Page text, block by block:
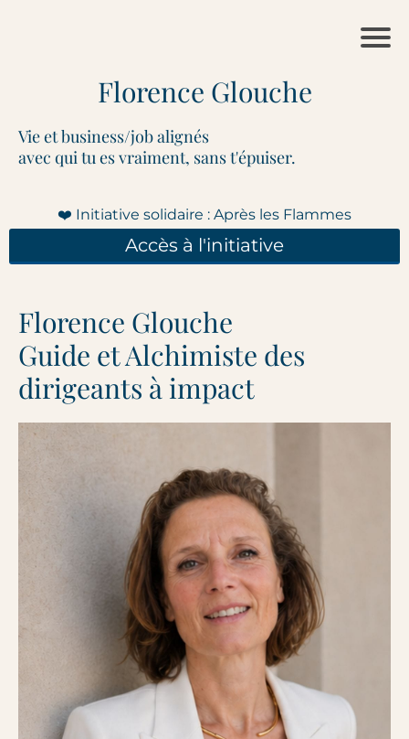
Florence Glouche
Vie et business/job alignés
avec qui tu es vraiment, sans t'épuiser.
❤️ Initiative solidaire : Après les Flammes
Accès à l'initiative
Florence Glouche
Guide et Alchimiste des
dirigeants à impact